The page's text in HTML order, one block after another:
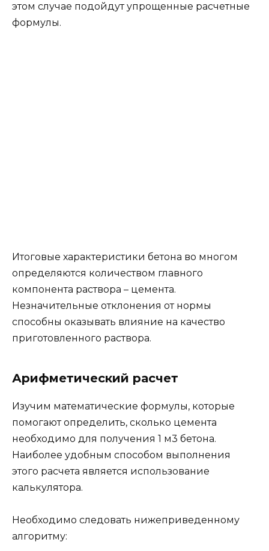
этом случае подойдут упрощенные расчетные
формулы.
Итоговые характеристики бетона во многом
определяются количеством главного
компонента раствора – цемента.
Незначительные отклонения от нормы
способны оказывать влияние на качество
приготовленного раствора.
Арифметический расчет
Изучим математические формулы, которые
помогают определить, сколько цемента
необходимо для получения 1 м3 бетона.
Наиболее удобным способом выполнения
этого расчета является использование
калькулятора.
Необходимо следовать нижеприведенному
алгоритму: